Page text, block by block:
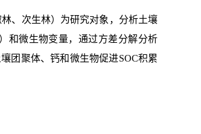
、次生林）为研究对象，分析土壤
和微生物变量，通过方差分解分析
团聚体、钙和微生物促进SOC积累